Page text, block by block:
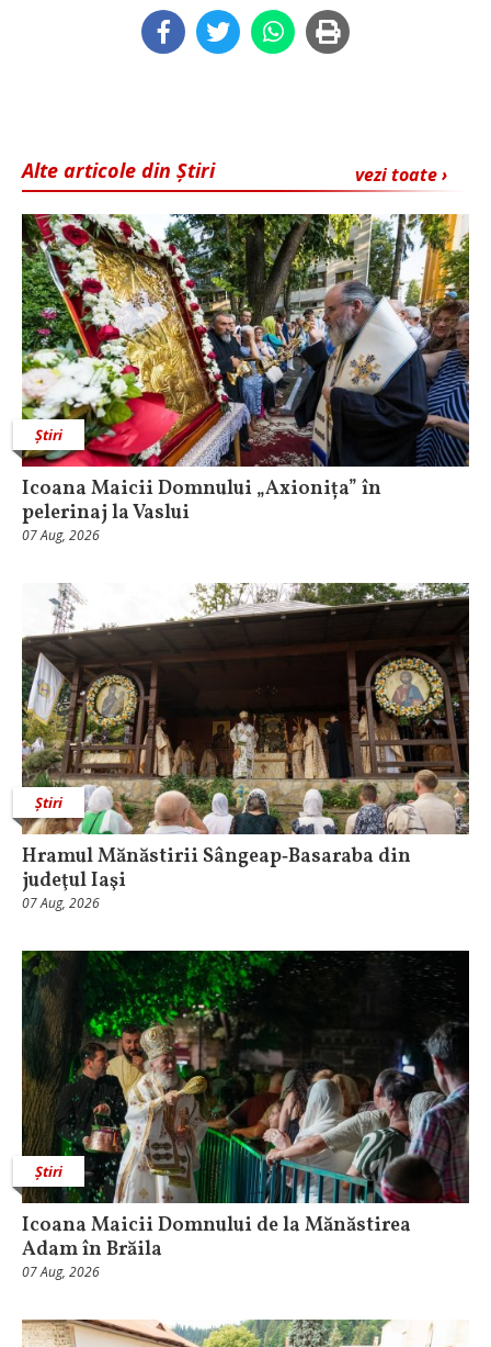
vezi toate ›
Alte articole din Știri
Știri
Icoana Maicii Domnului „Axionița” în
pelerinaj la Vaslui
07 Aug, 2026
Știri
Hramul Mănăstirii Sângeap‑Basaraba din
judeţul Iaşi
07 Aug, 2026
Știri
Icoana Maicii Domnului de la Mănăstirea
Adam în Brăila
07 Aug, 2026